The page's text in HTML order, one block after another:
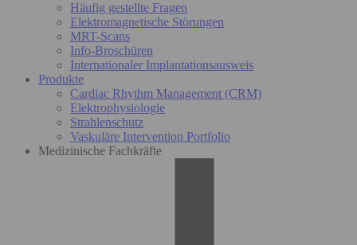
Häufig gestellte Fragen
Elektromagnetische Störungen
MRT-Scans
Info-Broschüren
Internationaler Implantationsausweis
Produkte
Cardiac Rhythm Management (CRM)
Elektrophysiologie
Strahlenschutz
Vaskuläre Intervention Portfolio
Medizinische Fachkräfte